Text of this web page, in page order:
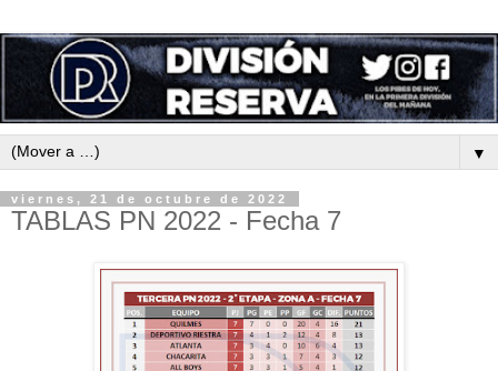
▼
viernes, 21 de octubre de 2022
TABLAS PN 2022 - Fecha 7